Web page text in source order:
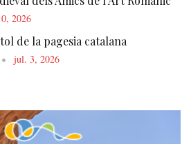
2026
de la pagesia catalana
jul. 3, 2026